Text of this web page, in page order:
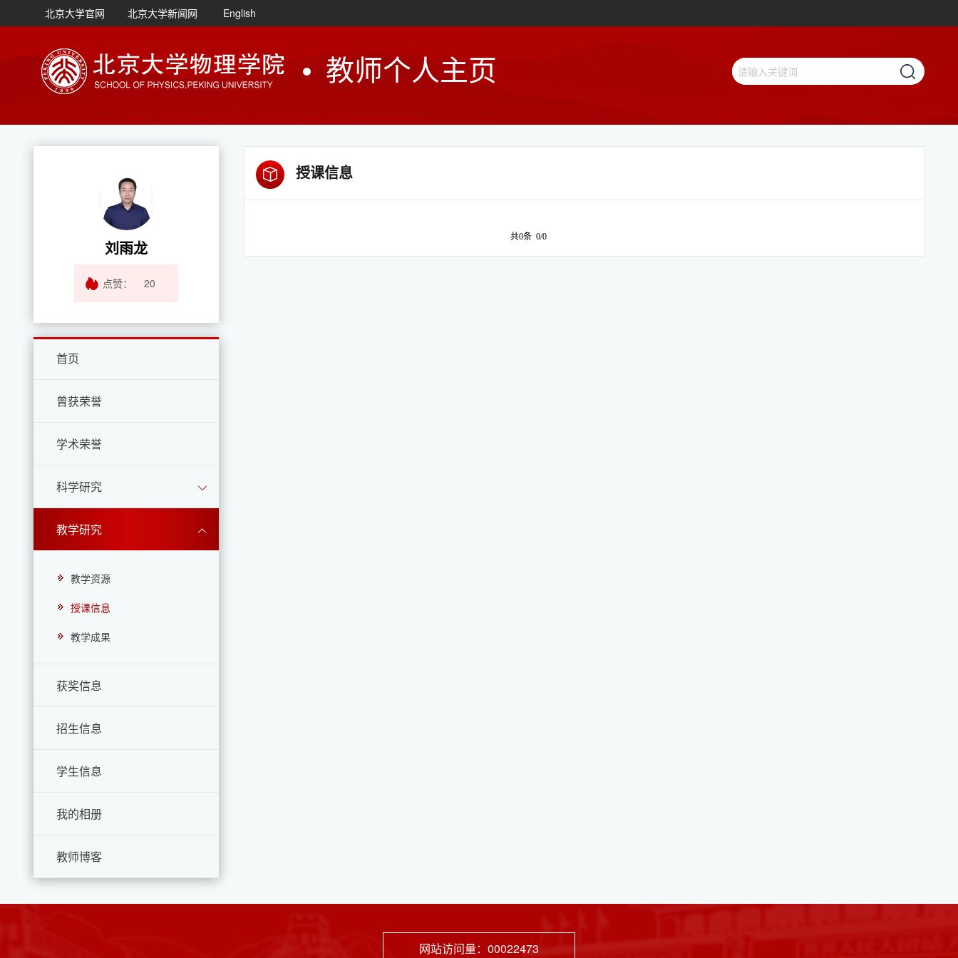
北京大学官网 北京大学新闻网 English
教师个人主页
刘雨龙
点赞： 20
首页
曾获荣誉
学术荣誉
科学研究
教学研究
教学资源
授课信息
教学成果
获奖信息
招生信息
学生信息
我的相册
教师博客
授课信息
共0条 0/0
网站访问量： 00022473